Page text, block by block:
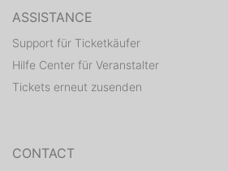
ASSISTANCE
Support für Ticketkäufer
Hilfe Center für Veranstalter
Tickets erneut zusenden
CONTACT